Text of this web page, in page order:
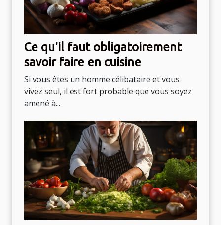
Ce qu'il faut obligatoirement
savoir faire en cuisine
Si vous êtes un homme célibataire et vous
vivez seul, il est fort probable que vous soyez
amené à...